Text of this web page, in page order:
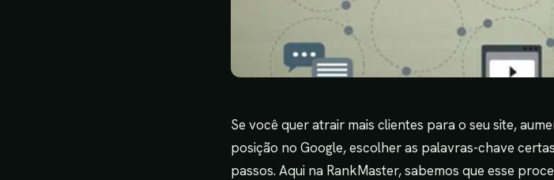
Se você quer atrair mais clientes para o seu site,
posição no Google, escolher as palavras-chave
passos. Aqui na RankMaster, sabemos que esse